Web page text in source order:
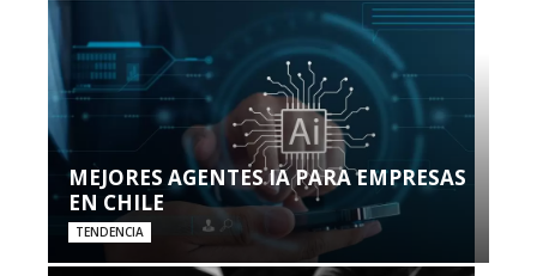
MEJORES AGENTES IA PARA EMPRESAS
EN CHILE
TENDENCIA